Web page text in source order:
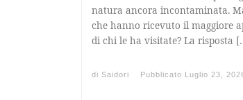
natura ancora incontaminata.
che hanno ricevuto il maggiore
di chi le ha visitate? La risposta
di Saidori Pubblicato Luglio 23,